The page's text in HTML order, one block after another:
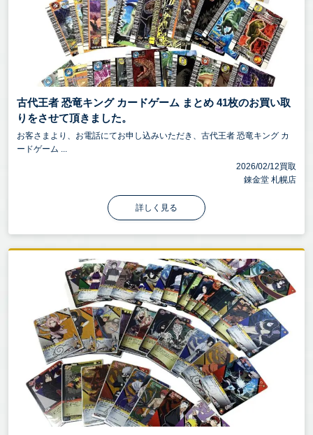
古代王者 恐竜キング カードゲーム まとめ 41枚のお買い取
りをさせて頂きました。
お客さまより、お電話にてお申し込みいただき、古代王者 恐竜キング カ
ードゲーム ...
2026/02/12買取
錬金堂 札幌店
詳しく見る